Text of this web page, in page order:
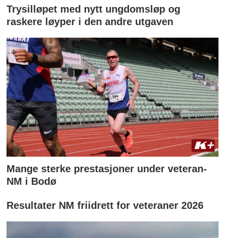
Trysilløpet med nytt ungdomsløp og
raskere løyper i den andre utgaven
Mange sterke prestasjoner under veteran-
NM i Bodø
Resultater NM friidrett for veteraner 2026